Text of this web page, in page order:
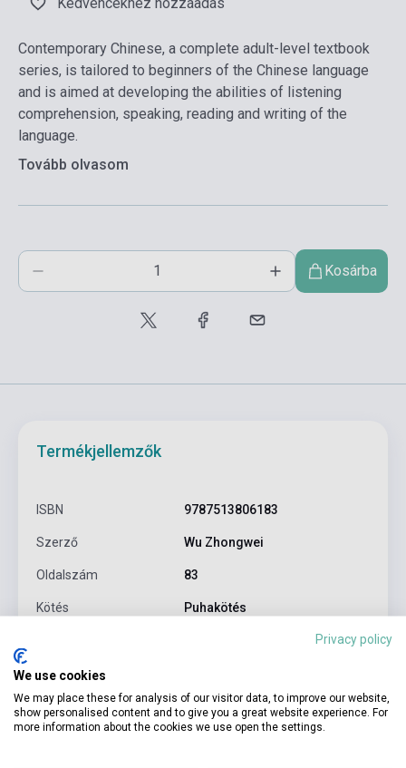
Kedvencekhez hozzáadás
Contemporary Chinese, a complete adult-level textbook
series, is tailored to beginners of the Chinese language
and is aimed at developing the abilities of listening
comprehension, speaking, reading and writing of the
language.
Tovább olvasom
Kosárba
Termékjellemzők
ISBN 9787513806183
Szerző Wu Zhongwei
Oldalszám 83
Kötés Puhakötés
Kiadási év
Formátum Könyv
Privacy policy
We use cookies
We may place these for analysis of our visitor data, to improve our website,
show personalised content and to give you a great website experience. For
more information about the cookies we use open the settings.